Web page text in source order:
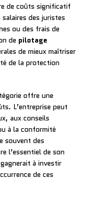
de coûts significatif
des juristes
ou des frais de
de pilotage
de mieux maîtriser
de la protection
offre une
L’entreprise peut
aux conseils
à la conformité
souvent des
l’essentiel de son
à investir
de ces